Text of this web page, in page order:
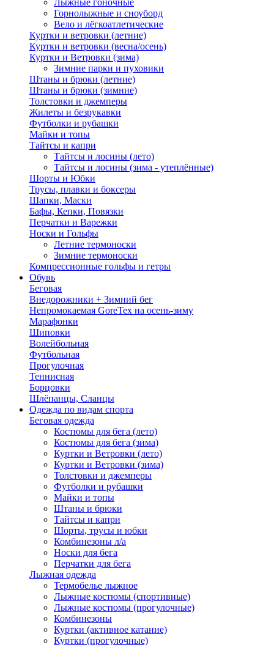
Лыжные гоночные
Горнолыжные и сноуборд
Вело и лёгкоатлетические
Куртки и ветровки (летние)
Куртки и ветровки (весна/осень)
Куртки и Ветровки (зима)
Зимние парки и пуховики
Штаны и брюки (летние)
Штаны и брюки (зимние)
Толстовки и джемперы
Жилеты и безрукавки
Футболки и рубашки
Майки и топы
Тайтсы и капри
Тайтсы и лосины (лето)
Тайтсы и лосины (зима - утеплённые)
Шорты и Юбки
Трусы, плавки и боксеры
Шапки, Маски
Бафы, Кепки, Повязки
Перчатки и Варежки
Носки и Гольфы
Летние термоноски
Зимние термоноски
Компрессионные гольфы и гетры
Обувь
Беговая
Внедорожники + Зимний бег
Непромокаемая GoreTex на осень-зиму
Марафонки
Шиповки
Волейбольная
Футбольная
Прогулочная
Теннисная
Борцовки
Шлёпанцы, Сланцы
Одежда по видам спорта
Беговая одежда
Костюмы для бега (лето)
Костюмы для бега (зима)
Куртки и Ветровки (лето)
Куртки и Ветровки (зима)
Толстовки и джемперы
Футболки и рубашки
Майки и топы
Штаны и брюки
Тайтсы и капри
Шорты, трусы и юбки
Комбинезоны л/а
Носки для бега
Перчатки для бега
Лыжная одежда
Термобелье лыжное
Лыжные костюмы (спортивные)
Лыжные костюмы (прогулочные)
Комбинезоны
Куртки (активное катание)
Куртки (прогулочные)